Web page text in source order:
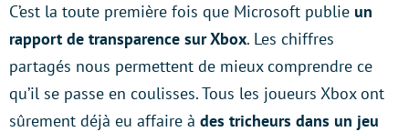
C’est la toute première fois que Microsoft publie un
rapport de transparence sur Xbox. Les chiffres
partagés nous permettent de mieux comprendre ce
qu’il se passe en coulisses. Tous les joueurs Xbox ont
sûrement déjà eu affaire à des tricheurs dans un jeu